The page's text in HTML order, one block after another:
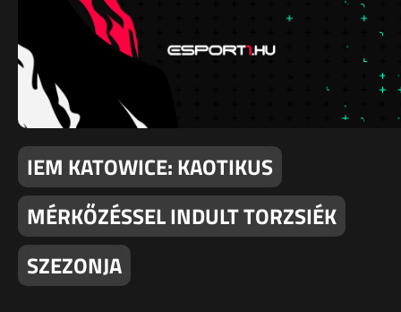
IEM KATOWICE: KAOTIKUS
MÉRKŐZÉSSEL INDULT TORZSIÉK
SZEZONJA